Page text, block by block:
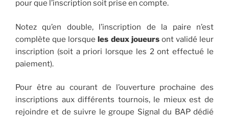
pour que l’inscription soit prise en compte.
Notez qu’en double, l’inscription de la paire n’est
complète que lorsqueles deux joueursont validé leur
inscription (soit a priori lorsque les 2 ont effectué le
paiement).
Pour être au courant de l’ouverture prochaine des
inscriptions aux différents tournois, le mieux est de
rejoindre et de suivre le groupe Signal du BAP dédié